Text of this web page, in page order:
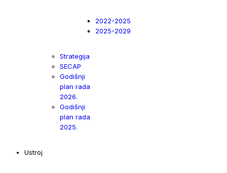
2022-2025
2025-2029
Strategija
SECAP
Godišnji
plan rada
2026.
Godišnji
plan rada
2025.
Ustroj